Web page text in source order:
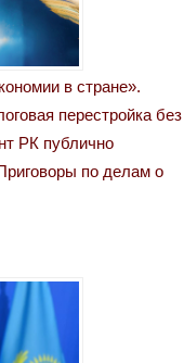
в стране».
перестройка без
РК публично
по делам о